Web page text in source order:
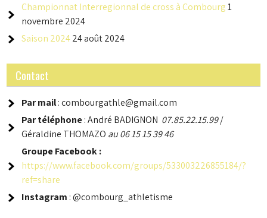
Championnat Interregionnal de cross à Combourg 1
novembre 2024
Saison 202424 août 2024
Contact
Par mail: combourgathle@gmail.com
Par téléphone: André BADIGNON 07.85.22.15.99/
Géraldine THOMAZO au 06 15 15 39 46
GroupeFacebook :
https://www.facebook.com/groups/533003226855184/?
ref=share
Instagram : @combourg_athletisme